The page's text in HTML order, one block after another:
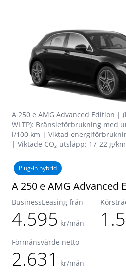
A 250 e AMG Advanced Edition |
WLTP): Bränsleförbrukning med
l/100 km | Viktad
| Viktade CO₂-utsläpp: 17-22 g/
Plug-in hybrid
A 250 e AMG Advanced
BusinessLeasing från
4.595 kr/mån
Förmånsvärde netto
2.631 kr/mån